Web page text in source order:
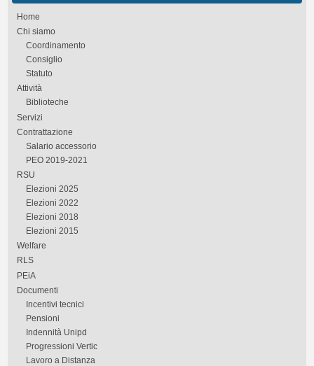
Home
Chi siamo
Coordinamento
Consiglio
Statuto
Attività
Biblioteche
Servizi
Contrattazione
Salario accessorio
PEO 2019-2021
RSU
Elezioni 2025
Elezioni 2022
Elezioni 2018
Elezioni 2015
Welfare
RLS
PEiA
Documenti
Incentivi tecnici
Pensioni
Indennità Unipd
Progressioni Vertic
Lavoro a Distanza